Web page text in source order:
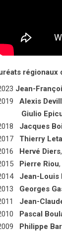
régionaux
Jean-
Alexis
Giulio
Jacques
Thierry
Hervé Diers
Pierre Riou
Jean-Louis
Georges
Jean-
Pascal
Philippe